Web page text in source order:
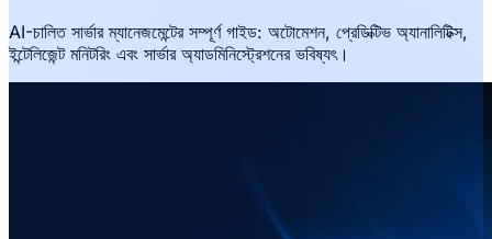
AI-চালিত সার্ভার ম্যানেজমেন্টের সম্পূর্ণ গাইড: অটোমেশন, প্রেডিক্টিভ অ্যানালিটিক্স,
ইন্টেলিজেন্ট মনিটরিং এবং সার্ভার অ্যাডমিনিস্ট্রেশনের ভবিষ্যৎ।